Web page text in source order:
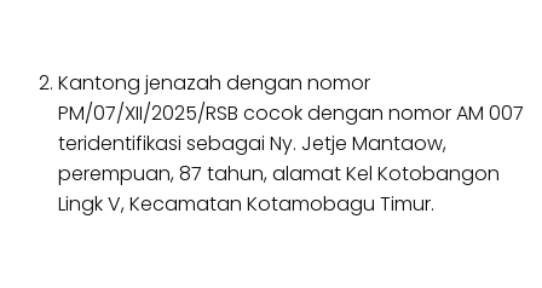
Kantong jenazah dengan nomor
PM/07/XII/2025/RSB cocok dengan nomor AM 007
teridentifikasi sebagai Ny. Jetje Mantaow,
perempuan, 87 tahun, alamat Kel Kotobangon
Lingk V, Kecamatan Kotamobagu Timur.